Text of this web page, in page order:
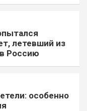
летевший из
Россию
особенно